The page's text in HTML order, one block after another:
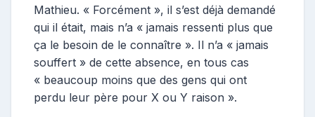
Mathieu. « Forcément », il s’est déjà demandé
qui il était, mais n’a « jamais ressenti plus que
ça le besoin de le connaître ». Il n’a « jamais
souffert » de cette absence, en tous cas
« beaucoup moins que des gens qui ont
perdu leur père pour X ou Y raison ».